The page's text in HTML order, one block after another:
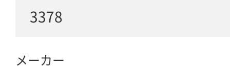
3378
メーカー